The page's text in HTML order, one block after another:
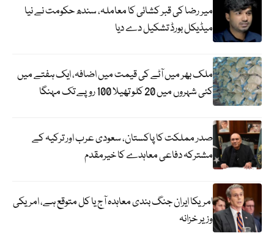
میر رضا کی قبر کشائی کا معاملہ، سندھ حکومت نے نیا
میڈیکل بورڈ تشکیل دے دیا
ملک بھر میں آٹے کی قیمت میں اضافہ، ایک ہفتے میں
کئی شہروں میں 20 کلو تھیلا 100 روپے تک مہنگا
صدر مملکت کا پاکستان، سعودی عرب اور ترکیہ کے
مشترکہ دفاعی معاہدے کا خیرمقدم
امریکا ایران جنگ بندی معاہدہ آج یا کل متوقع ہے، امریکی
وزیر خزانہ